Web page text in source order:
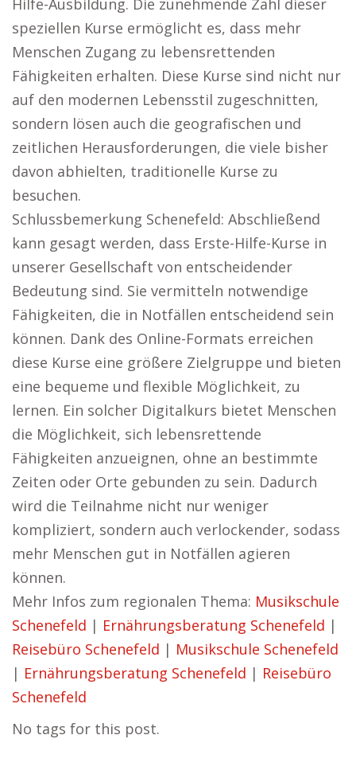
Hilfe-Ausbildung. Die zunehmende Zahl dieser
speziellen Kurse ermöglicht es, dass mehr
Menschen Zugang zu lebensrettenden
Fähigkeiten erhalten. Diese Kurse sind nicht nur
auf den modernen Lebensstil zugeschnitten,
sondern lösen auch die geografischen und
zeitlichen Herausforderungen, die viele bisher
davon abhielten, traditionelle Kurse zu
besuchen.
Schlussbemerkung Schenefeld: Abschließend
kann gesagt werden, dass Erste-Hilfe-Kurse in
unserer Gesellschaft von entscheidender
Bedeutung sind. Sie vermitteln notwendige
Fähigkeiten, die in Notfällen entscheidend sein
können. Dank des Online-Formats erreichen
diese Kurse eine größere Zielgruppe und bieten
eine bequeme und flexible Möglichkeit, zu
lernen. Ein solcher Digitalkurs bietet Menschen
die Möglichkeit, sich lebensrettende
Fähigkeiten anzueignen, ohne an bestimmte
Zeiten oder Orte gebunden zu sein. Dadurch
wird die Teilnahme nicht nur weniger
kompliziert, sondern auch verlockender, sodass
mehr Menschen gut in Notfällen agieren
können.
Mehr Infos zum regionalen Thema: Musikschule
Schenefeld | Ernährungsberatung Schenefeld |
Reisebüro Schenefeld | Musikschule Schenefeld
| Ernährungsberatung Schenefeld | Reisebüro
Schenefeld
No tags for this post.